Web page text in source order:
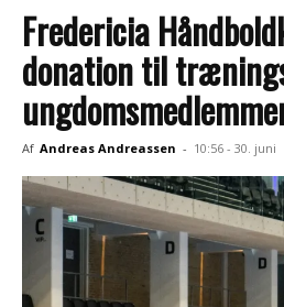
Fredericia
donation til
Af Andreas Andreassen - 10:56 - 30. juni